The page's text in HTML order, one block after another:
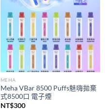
MEHA
Meha VBar 8500 Puffs魅嗨拋棄
式8500口 電子煙
NT$300